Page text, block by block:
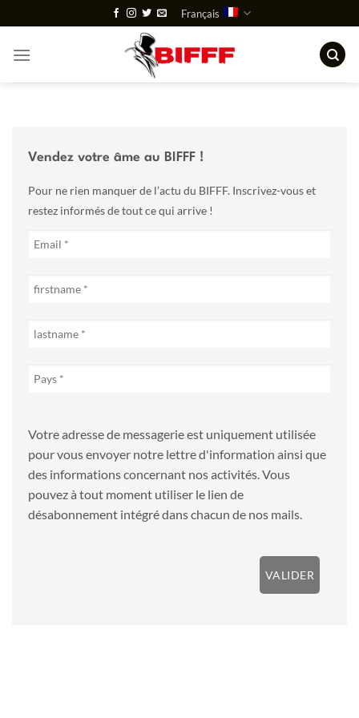
au
contenu
Français
Vendez votre âme au BIFFF !
Pour ne rien manquer de l’actu du BIFFF. Inscrivez-vous et
restez informés de tout ce qui arrive !
Votre adresse de messagerie est uniquement utilisée
pour vous envoyer notre lettre d'information ainsi que
des informations concernant nos activités. Vous
pouvez à tout moment utiliser le lien de
désabonnement intégré dans chacun de nos mails.